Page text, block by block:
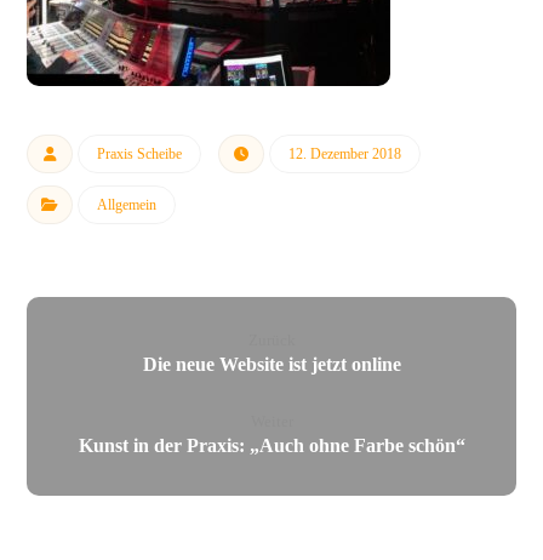
Praxis Scheibe 12. Dezember 2018
Allgemein
Die neue Website ist jetzt online
Kunst in der Praxis: „Auch ohne Farbe schön“